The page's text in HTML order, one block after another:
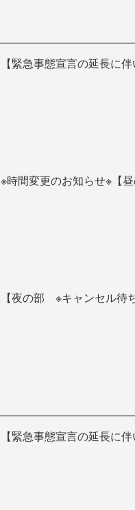
【緊急事態宣言の延長に
※時間変更のお知らせ※【
【夜の部 ※キャンセル待
【緊急事態宣言の延長に